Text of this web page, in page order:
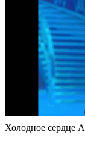
Холодное сердце